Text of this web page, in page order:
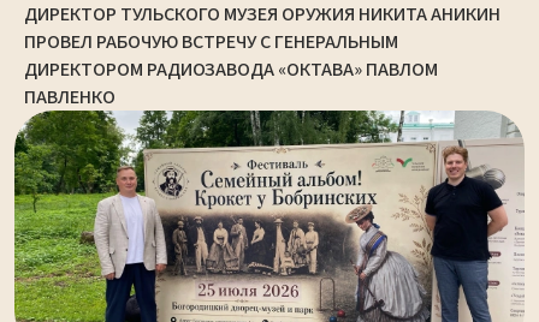
ДИРЕКТОР ТУЛЬСКОГО МУЗЕЯ ОРУЖИЯ НИКИТА АНИКИН
ПРОВЕЛ РАБОЧУЮ ВСТРЕЧУ С ГЕНЕРАЛЬНЫМ
ДИРЕКТОРОМ РАДИОЗАВОДА «ОКТАВА» ПАВЛОМ
ПАВЛЕНКО